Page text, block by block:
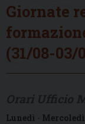
Giornate
(31/08-03/
Lunedì - Mercoledì